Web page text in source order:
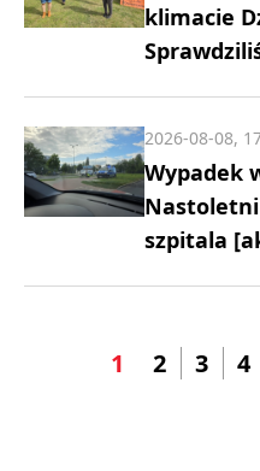
klimacie
Wypadek
szpitala
2026-08-08,
1 2 3 4